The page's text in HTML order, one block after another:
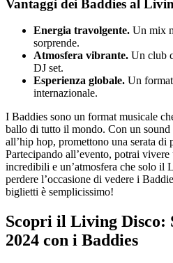
Vantaggi dei Baddies al
Energia travolgente. Un mix
sorprende.
Atmosfera vibrante. Un club
DJ set.
Esperienza globale. Un
internazionale.
I Baddies sono un format musicale
ballo di tutto il mondo. Con un sound
all’hip hop, promettono una serata di
Partecipando all’evento, potrai
incredibili e un’atmosfera che solo il
perdere l’occasione di vedere i
biglietti è semplicissimo!
Scopri il Living Disco:
2024 con i Baddies